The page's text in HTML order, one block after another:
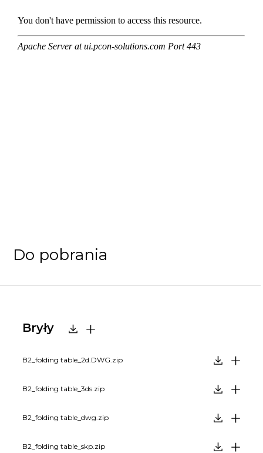
Do pobrania
Bryły
B2_folding table_2d.DWG.zip
B2_folding table_3ds.zip
B2_folding table_dwg.zip
B2_folding table_skp.zip